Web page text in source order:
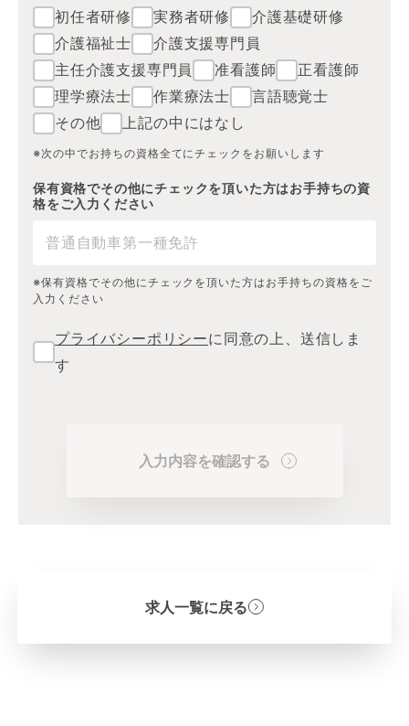
初任者研修 実務者研修
介護基礎研修
介護福祉士
介護支援専門員
主任介護支援専門員
准看護師
正看護師
理学療法士
作業療法士
言語聴覚士
その他
上記の中にはなし
※次の中でお持ちの資格全てにチェックをお願いします
保有資格でその他にチェックを頂いた方はお手持ちの資
格をご入力ください
※保有資格でその他にチェックを頂いた方はお手持ちの資格をご
入力ください
プライバシーポリシーに同意の上、送信しま
す
入力内容を確認する
求人一覧に戻る